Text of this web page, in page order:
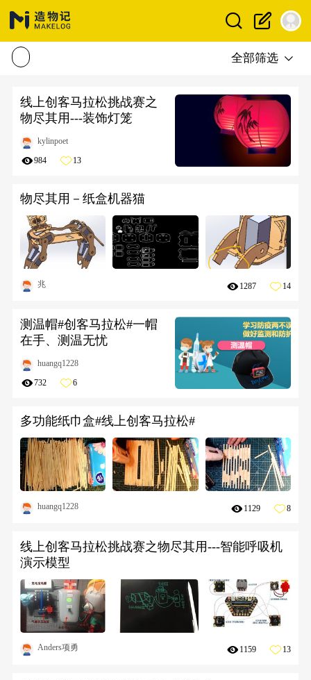
全部筛选
线上创客马拉松挑战赛之
物尽其用---装饰灯笼
kylinpoet
984 13
物尽其用－纸盒机器猫
兆 1287 14
测温帽#创客马拉松#一帽
在手、测温无忧
huangq1228
732 6
多功能纸巾盒#线上创客马拉松#
huangq1228 1129 8
线上创客马拉松挑战赛之物尽其用---智能呼吸机
演示模型
Anders项勇 1159 13